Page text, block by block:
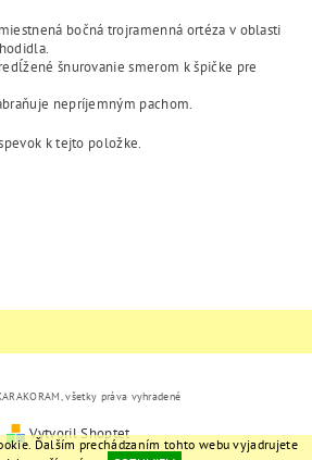
bočná trojramenná ortéza v oblasti
šnurovanie smerom k špičke pre
nepríjemným pachom.
k tejto položke.
všetky práva vyhradené
Vytvoril Shoptet
Ďalším prechádzaním tohto webu vyjadrujete